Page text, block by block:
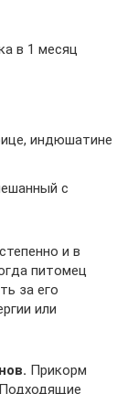
в 1 месяц
индюшатине
с
и в
питомец
за его
или
Прикорм